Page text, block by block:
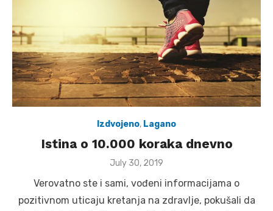
Izdvojeno, Lagano
Istina o 10.000 koraka dnevno
Posted
July 30, 2019
Verovatno ste i sami, vođeni informacijama o
pozitivnom uticaju kretanja na zdravlje, pokušali da